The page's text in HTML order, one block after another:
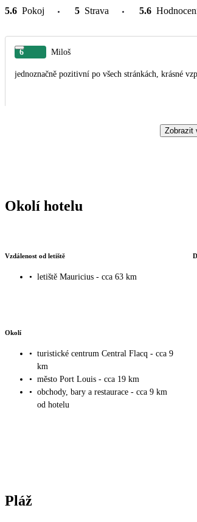
5.6 Pokoj 5 Strava 5.6
6 Miloš
jednoznačně pozitivní po všech stránkách, krásné
Zobrazit
Okolí hotelu
Vzdálenost od letiště
• letiště Mauricius - cca 63 km
Okolí
• turistické centrum Central Flacq - cca 9
km
• město Port Louis - cca 19 km
• obchody, bary a restaurace - cca 9 km
od hotelu
Pláž